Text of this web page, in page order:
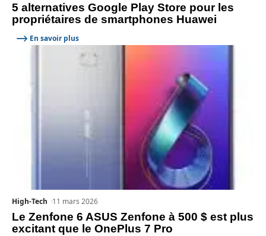
5 alternatives Google Play Store pour les
propriétaires de smartphones Huawei
En savoir plus
Le Zenfone 6 ASUS Zenfone à 500 $ est plus
excitant que le OnePlus 7 Pro
High-Tech 11 mars 2026